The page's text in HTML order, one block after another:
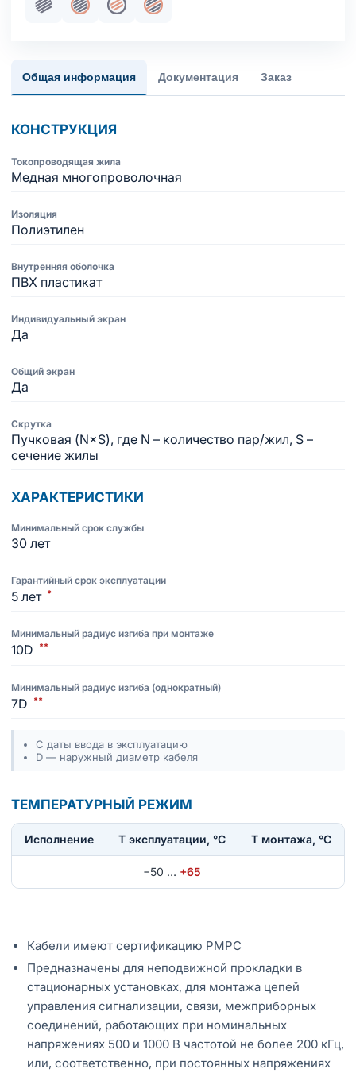
Пучковая скрутка
Общий экран
Жила медная многопроволочная
Индивидуальный/парный экран
Общая информация Документация Заказ
КОНСТРУКЦИЯ
Токопроводящая жила
Медная многопроволочная
Изоляция
Полиэтилен
Внутренняя оболочка
ПВХ пластикат
Индивидуальный экран
Да
Общий экран
Да
Скрутка
Пучковая (N×S), где N – количество пар/жил, S –
сечение жилы
ХАРАКТЕРИСТИКИ
Минимальный срок службы
30 лет
Гарантийный срок эксплуатации
5 лет *
Минимальный радиус изгиба при монтаже
10D **
Минимальный радиус изгиба (однократный)
7D **
С даты ввода в эксплуатацию
D — наружный диаметр кабеля
ТЕМПЕРАТУРНЫЙ РЕЖИМ
Исполнение T эксплуатации, °С Т монтажа, °С
−50 … +65
Кабели имеют сертификацию РМРС
Предназначены для неподвижной прокладки в
стационарных установках, для монтажа цепей
управления сигнализации, связи, межприборных
соединений, работающих при номинальных
напряжениях 500 и 1000 В частотой не более 200 кГц,
или, соответственно, при постоянных напряжениях